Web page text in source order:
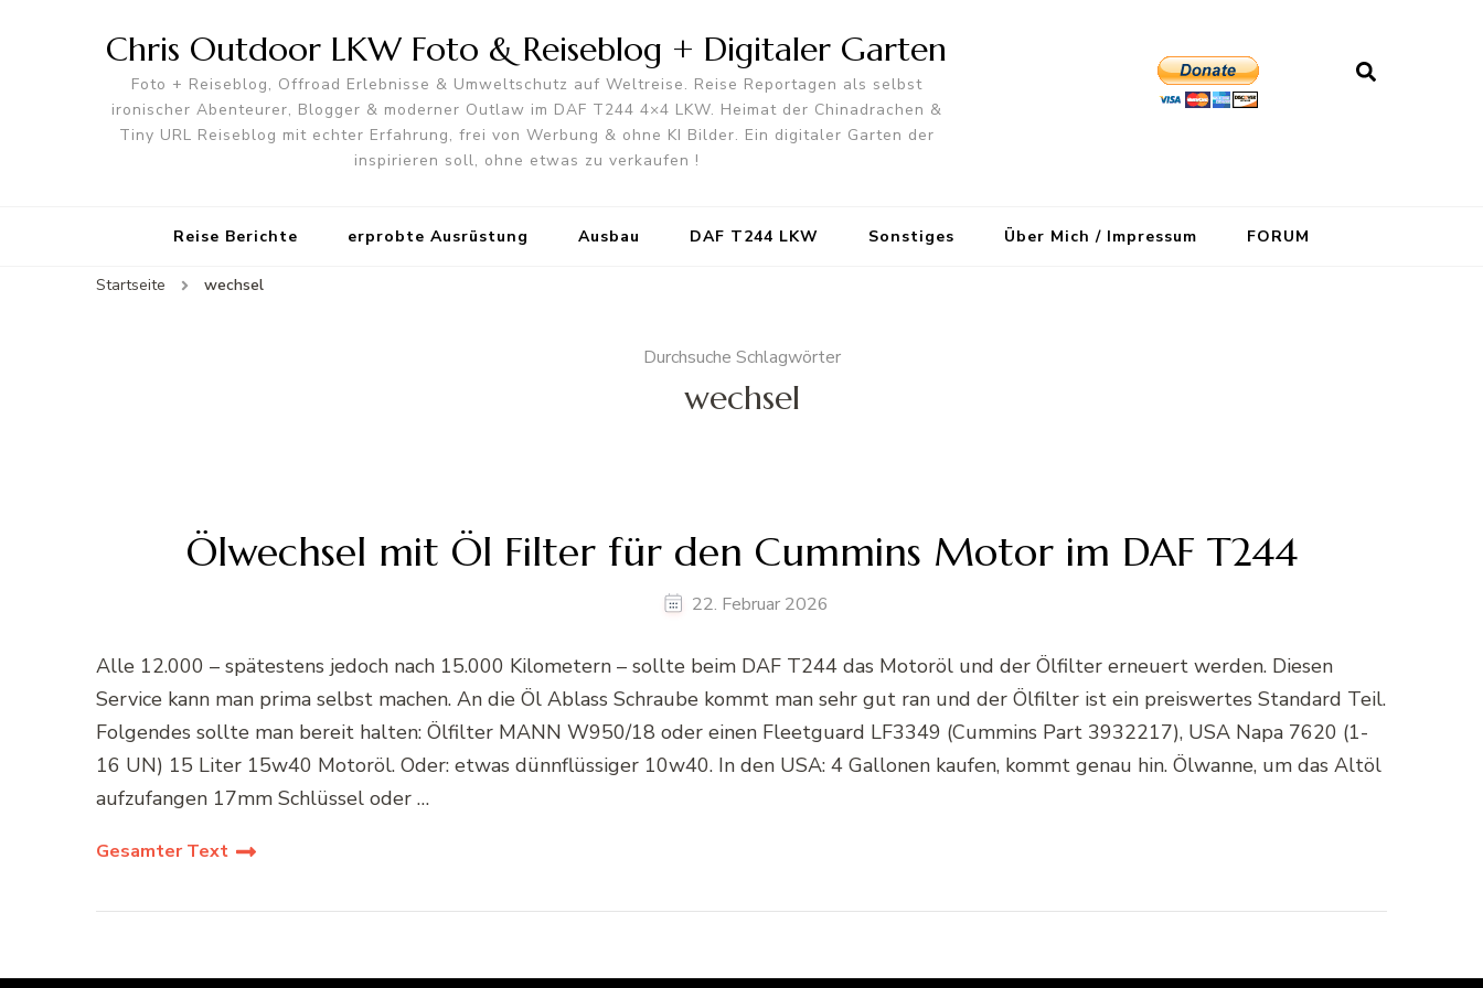
Chris Outdoor LKW Foto & Reiseblog + Digitaler Garten
Foto + Reiseblog, Offroad Erlebnisse & Umweltschutz auf Weltreise. Reise Reportagen als selbst
ironischer Abenteurer, Blogger & moderner Outlaw im DAF T244 4×4 LKW. Heimat der Chinadrachen &
Tiny URL Reiseblog mit echter Erfahrung, frei von Werbung & ohne KI Bilder. Ein digitaler Garten der
inspirieren soll, ohne etwas zu verkaufen !
Reise Berichte erprobte Ausrüstung Ausbau DAF T244 LKW Sonstiges Über Mich / Impressum FORUM
Startseite wechsel
Durchsuche Schlagwörter
wechsel
Ölwechsel mit Öl Filter für den Cummins Motor im DAF T244
22. Februar 2026
Alle 12.000 – spätestens jedoch nach 15.000 Kilometern – sollte beim DAF T244 das Motoröl und der Ölfilter erneuert werden. Diesen
Service kann man prima selbst machen. An die Öl Ablass Schraube kommt man sehr gut ran und der Ölfilter ist ein preiswertes Standard Teil.
Folgendes sollte man bereit halten: Ölfilter MANN W950/18 oder einen Fleetguard LF3349 (Cummins Part 3932217), USA Napa 7620 (1-
16 UN) 15 Liter 15w40 Motoröl. Oder: etwas dünnflüssiger 10w40. In den USA: 4 Gallonen kaufen, kommt genau hin. Ölwanne, um das Altöl
aufzufangen 17mm Schlüssel oder …
Gesamter Text